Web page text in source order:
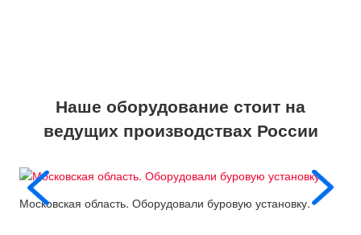
Наше оборудование стоит на
ведущих производствах России
Московская область. Оборудовали буровую установку.